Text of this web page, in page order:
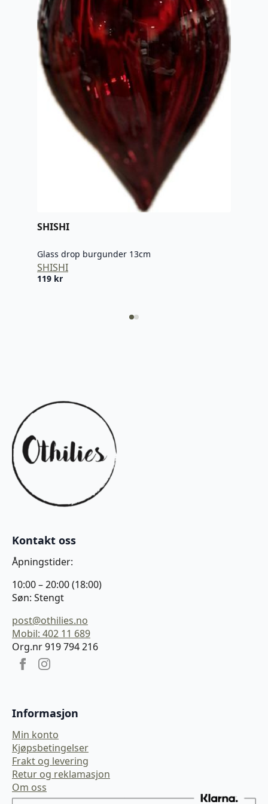
SHISHI
Glass drop burgunder 13cm
SHISHI
119 kr
Kontakt oss
Åpningstider:
10:00 – 20:00 (18:00)
Søn: Stengt
post@othilies.no
Mobil: 402 11 689
Org.nr 919 794 216
Informasjon
Min konto
Kjøpsbetingelser
Frakt og levering
Retur og reklamasjon
Om oss